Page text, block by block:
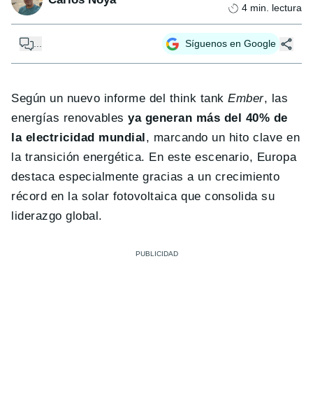
4 min. lectura
... Síguenos en Google
Según un nuevo informe del think tankEmber, las
energías renovablesya generan más del 40% de
la electricidad mundial , marcando un hito clave en
la transición energética. En este escenario, Europa
destaca especialmente gracias a un crecimiento
récord en la solar fotovoltaica que consolida su
liderazgo global.